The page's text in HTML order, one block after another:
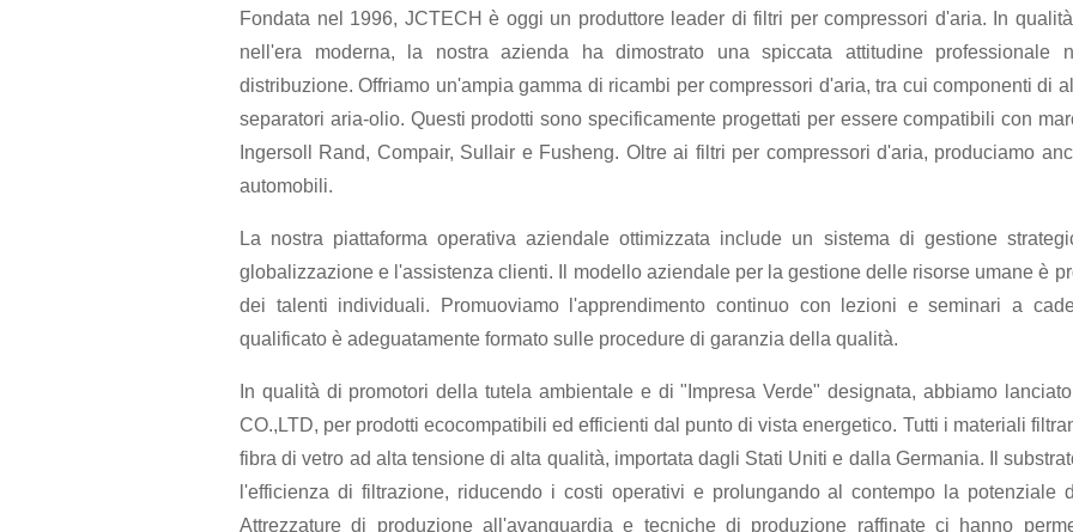
Fondata nel 1996, JCTECH è oggi un produttore leader di filtri per compressori d'aria. In
nell'era moderna, la nostra azienda ha dimostrato una spiccata attitudine professionale
distribuzione. Offriamo un'ampia gamma di ricambi per compressori d'aria, tra cui componenti di
separatori aria-olio. Questi prodotti sono specificamente progettati per essere compatibili con
Ingersoll Rand, Compair, Sullair e Fusheng. Oltre ai filtri per compressori d'aria, produciamo
automobili.
La nostra piattaforma operativa aziendale ottimizzata include un sistema di gestione
globalizzazione e l'assistenza clienti. Il modello aziendale per la gestione delle risorse umane è
dei talenti individuali. Promuoviamo l'apprendimento continuo con lezioni e seminari a
qualificato è adeguatamente formato sulle procedure di garanzia della qualità.
In qualità di promotori della tutela ambientale e di "Impresa Verde" designata, abbiamo
CO.,LTD, per prodotti ecocompatibili ed efficienti dal punto di vista energetico. Tutti i materiali
fibra di vetro ad alta tensione di alta qualità, importata dagli Stati Uniti e dalla Germania. Il
l'efficienza di filtrazione, riducendo i costi operativi e prolungando al contempo la potenziale
Attrezzature di produzione all'avanguardia e tecniche di produzione raffinate ci hanno